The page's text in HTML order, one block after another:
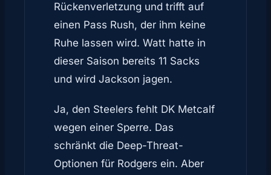
Rückenverletzung und trifft auf
einen Pass Rush, der ihm keine
Ruhe lassen wird. Watt hatte in
dieser Saison bereits 11 Sacks
und wird Jackson jagen.
Ja, den Steelers fehlt DK Metcalf
wegen einer Sperre. Das
schränkt die Deep-Threat-
Optionen für Rodgers ein. Aber